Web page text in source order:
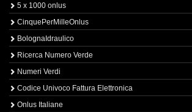
5 x 1000 onlus
CinquePerMilleOnlus
BolognaIdraulico
Ricerca Numero Verde
Numeri Verdi
Codice Univoco Fattura Elettronica
Onlus Italiane